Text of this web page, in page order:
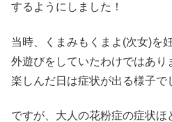
するようにしました！
当時、くまみもくまよ(次女)を
外遊びをしていたわけではあり
楽しんだ日は症状が出る様子で
ですが、大人の花粉症の症状ほ